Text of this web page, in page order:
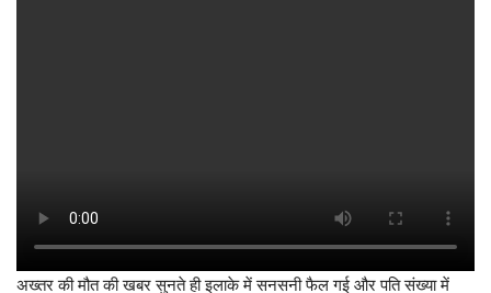
अख्तर की मौत की खबर सुनते ही इलाके में सनसनी फैल गई और पति संख्या में